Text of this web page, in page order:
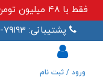
فقط با ۴۸ میلیون تومن بازسازی کن
پشتیبانی: ۷۹۱۹۳-۰۲۱
ورود / ثبت نام